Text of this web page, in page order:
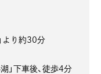
より約30分
」下車後、徒歩4分